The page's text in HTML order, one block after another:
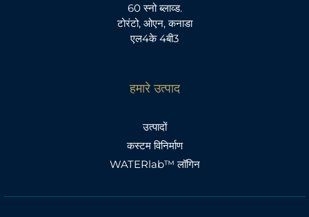
60 स्नो ब्लाव्ड.
टोरंटो, ओएन, कनाडा
एल4के 4बी3
हमारे उत्पाद
उत्पादों
कस्टम विनिर्माण
WATERlab™ लॉगिन